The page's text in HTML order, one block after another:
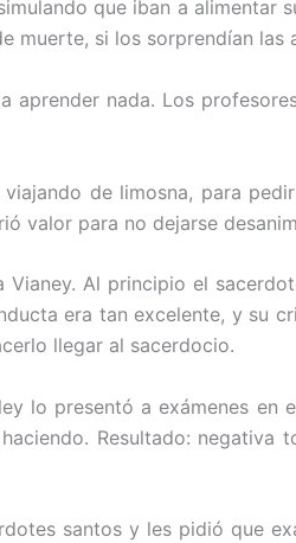
que iban a alimentar
muerte, si los sorprendían las
nada. Los
de limosna, para
valor para no dejarse
Al principio el
era tan excelente, y su
llegar al sacerdocio.
lo presentó a exámenes en
Resultado: negativa
santos y les pidió que